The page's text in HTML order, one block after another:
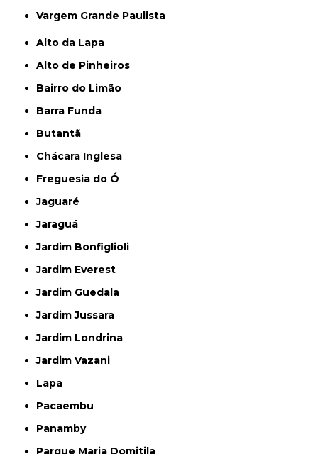
Vargem Grande Paulista
Alto da Lapa
Alto de Pinheiros
Bairro do Limão
Barra Funda
Butantã
Chácara Inglesa
Freguesia do Ó
Jaguaré
Jaraguá
Jardim Bonfiglioli
Jardim Everest
Jardim Guedala
Jardim Jussara
Jardim Londrina
Jardim Vazani
Lapa
Pacaembu
Panamby
Parque Maria Domitila